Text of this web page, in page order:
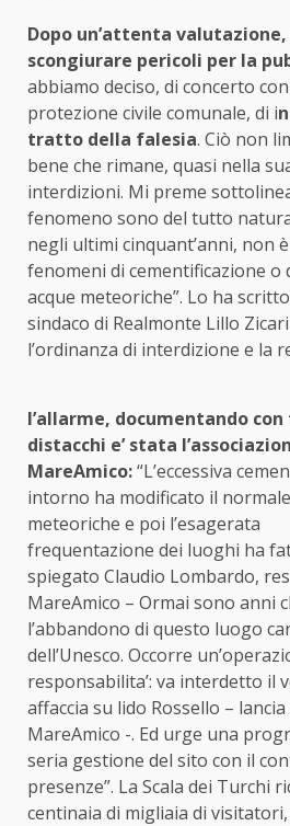
Dopo un’attenta
scongiurare pericoli per la
abbiamo deciso, di concerto
protezione civile comunale, di i
tratto della falesia. Ciò non
bene che rimane, quasi nella
interdizioni. Mi preme
fenomeno sono del tutto
negli ultimi cinquant’anni, non
fenomeni di cementificazione o
acque meteoriche”. Lo ha
sindaco di Realmonte Lillo
l’ordinanza di interdizione e la
l’allarme, documentando
distacchi e’ stata
MareAmico:“L’eccessiva
intorno ha modificato il
meteoriche e poi l’esagerata
frequentazione dei luoghi ha
spiegato Claudio Lombardo,
MareAmico – Ormai sono anni
l’abbandono di questo luogo
dell’Unesco. Occorre
responsabilita’: va interdetto il
affaccia su lido Rossello –
MareAmico -. Ed urge una
seria gestione del sito con il
presenze”. La Scala dei Turchi
centinaia di migliaia di